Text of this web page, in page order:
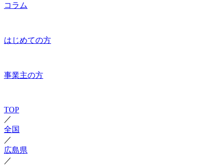
コラム
はじめての方
事業主の方
TOP
／
全国
／
広島県
／